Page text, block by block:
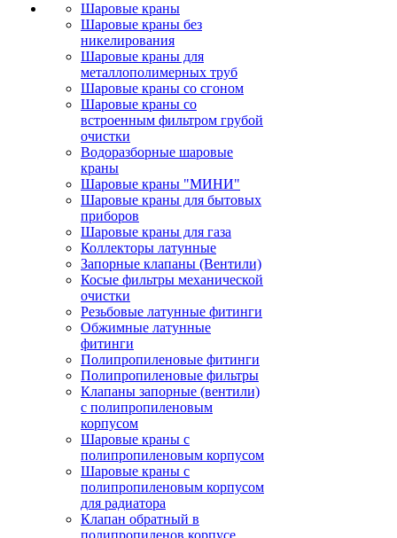
Шаровые краны
Шаровые краны без
никелирования
Шаровые краны для
металлополимерных труб
Шаровые краны со сгоном
Шаровые краны со
встроенным фильтром грубой
очистки
Водоразборные шаровые
краны
Шаровые краны "МИНИ"
Шаровые краны для бытовых
приборов
Шаровые краны для газа
Коллекторы латунные
Запорные клапаны (Вентили)
Косые фильтры механической
очистки
Резьбовые латунные фитинги
Обжимные латунные
фитинги
Полипропиленовые фитинги
Полипропиленовые фильтры
Клапаны запорные (вентили)
с полипропиленовым
корпусом
Шаровые краны с
полипропиленовым корпусом
Шаровые краны с
полипропиленовым корпусом
для радиатора
Клапан обратный в
полипропиленов корпусе